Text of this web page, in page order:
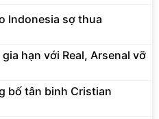
Indonesia sợ thua
hạn với Real, Arsenal vỡ
bố tân binh Cristian